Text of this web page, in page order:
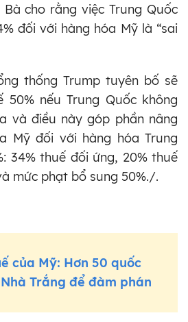
cho rằng việc Trung Quốc
đối với hàng hóa Mỹ là “sai
thống Trump tuyên bố sẽ
nếu Trung Quốc không
và điều này góp phần nâng
Mỹ đối với hàng hóa Trung
34% thuế đối ứng, 20% thuế
mức phạt bổ sung 50%./.
của Mỹ: Hơn 50 quốc
Trắng để đàm phán